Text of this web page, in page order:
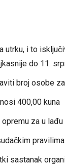
utrku, i to
do 11.
broj osobe
400,00 kuna
za u
sastanak